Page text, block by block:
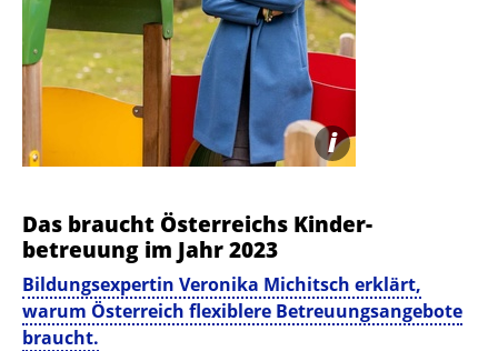
i
Das braucht Österreichs Kinder­
betreuung im Jahr 2023
Bildungsexpertin Veronika Michitsch erklärt,
warum Österreich flexiblere Betreuungsangebote
braucht.